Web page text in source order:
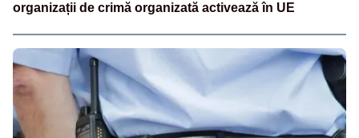
organizații de crimă organizată activează în UE